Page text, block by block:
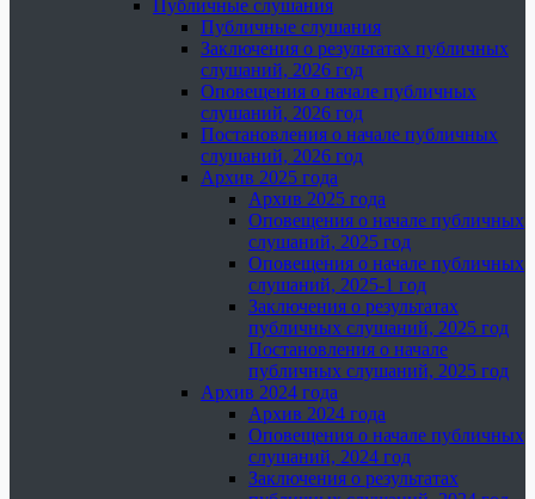
Публичные слушания
Публичные слушания
Заключения о результатах публичных
слушаний, 2026 год
Оповещения о начале публичных
слушаний, 2026 год
Постановления о начале публичных
слушаний, 2026 год
Архив 2025 года
Архив 2025 года
Оповещения о начале публичных
слушаний, 2025 год
Оповещения о начале публичных
слушаний, 2025-1 год
Заключения о результатах
публичных слушаний, 2025 год
Постановления о начале
публичных слушаний, 2025 год
Архив 2024 года
Архив 2024 года
Оповещения о начале публичных
слушаний, 2024 год
Заключения о результатах